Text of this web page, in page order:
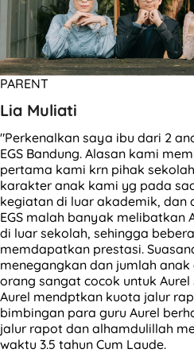
PARENT
Lia Muliati
"Perkenalkan saya ibu dari 2
EGS Bandung. Alasan kami
pertama kami krn pihak
karakter anak kami yg pada
kegiatan di luar akademik, dan
EGS malah banyak melibatkan
di luar sekolah, sehingga
memdapatkan prestasi.
menegangkan dan jumlah
orang sangat cocok untuk
Aurel mendptkan kuota jalur
bimbingan para guru Aurel
jalur rapot dan alhamdulillah
waktu 3.5 tahun Cum Laude.